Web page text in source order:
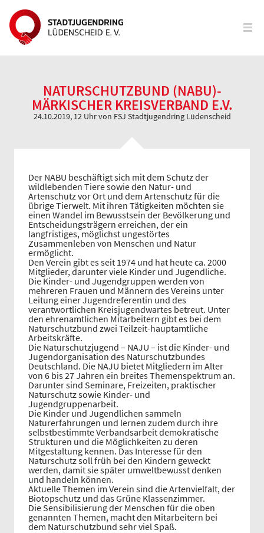
NATURSCHUTZBUND (NABU)-
MÄRKISCHER KREISVERBAND E.V.
24.10.2019, 12 Uhrvon FSJ Stadtjugendring Lüdenscheid
Der NABU beschäftigt sich mit dem Schutz der
wildlebenden Tiere sowie den Natur- und
Artenschutz vor Ort und dem Artenschutz für die
übrige Tierwelt. Mit ihren Tätigkeiten möchten sie
einen Wandel im Bewusstsein der Bevölkerung und
Entscheidungsträgern erreichen, der ein
langfristiges, möglichst ungestörtes
Zusammenleben von Menschen und Natur
ermöglicht.
Den Verein gibt es seit 1974 und hat heute ca. 2000
Mitglieder, darunter viele Kinder und Jugendliche.
Die Kinder- und Jugendgruppen werden von
mehreren Frauen und Männern des Vereins unter
Leitung einer Jugendreferentin und des
verantwortlichen Kreisjugendwartes betreut. Unter
den ehrenamtlichen Mitarbeitern gibt es bei dem
Naturschutzbund zwei Teilzeit-hauptamtliche
Arbeitskräfte.
Die Naturschutzjugend – NAJU – ist die Kinder- und
Jugendorganisation des Naturschutzbundes
Deutschland. Die NAJU bietet Mitgliedern im Alter
von 6 bis 27 Jahren ein breites Themenspektrum an.
Darunter sind Seminare, Freizeiten, praktischer
Naturschutz sowie Kinder- und
Jugendgruppenarbeit.
Die Kinder und Jugendlichen sammeln
Naturerfahrungen und lernen zudem durch ihre
selbstbestimmte Verbandsarbeit demokratische
Strukturen und die Möglichkeiten zu deren
Mitgestaltung kennen. Das Interesse für den
Naturschutz soll früh bei den Kindern geweckt
werden, damit sie später umweltbewusst denken
und handeln können.
Aktuelle Themen im Verein sind die Artenvielfalt, der
Biotopschutz und das Grüne Klassenzimmer.
Die Sensibilisierung der Menschen für die oben
genannten Themen, macht den Mitarbeitern bei
dem Naturschutzbund sehr viel Spaß.